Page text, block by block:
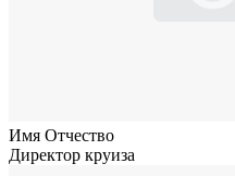
Имя Отчество
Директор круиза